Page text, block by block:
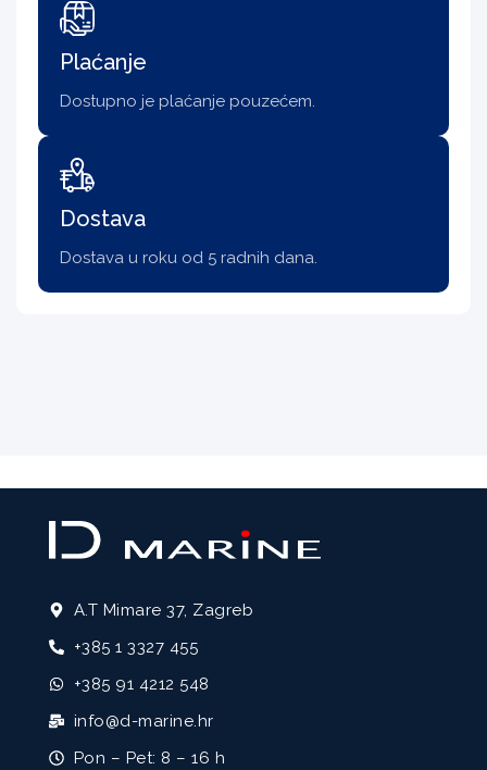
Plaćanje
Dostupno je plaćanje pouzećem.
Dostava
Dostava u roku od 5 radnih dana.
A.T Mimare 37, Zagreb
+385 1 3327 455
+385 91 4212 548
info@d-marine.hr
Pon – Pet: 8 – 16 h